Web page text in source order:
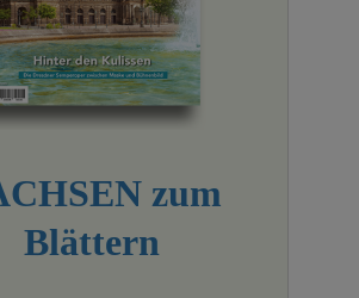
zum
Blättern